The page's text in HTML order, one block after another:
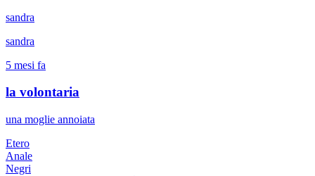
sandra
sandra
5 mesi fa
la volontaria
una moglie annoiata
Etero
Anale
Negri